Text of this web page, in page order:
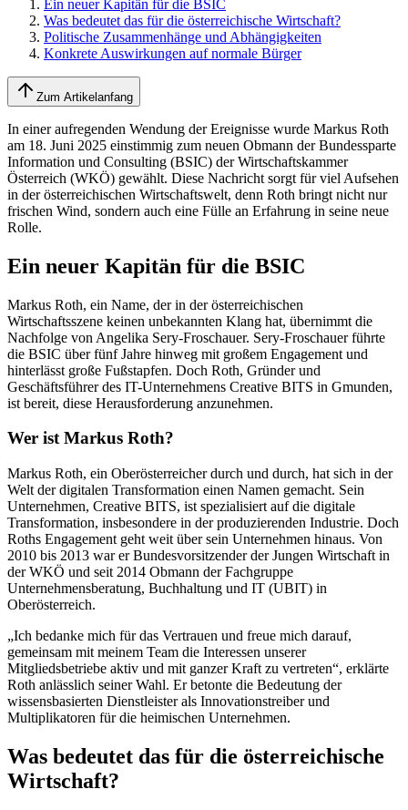
Ein neuer Kapitän für die BSIC
Was bedeutet das für die österreichische Wirtschaft?
Politische Zusammenhänge und Abhängigkeiten
Konkrete Auswirkungen auf normale Bürger
Zum Artikelanfang
In einer aufregenden Wendung der Ereignisse wurde Markus Roth
am 18. Juni 2025 einstimmig zum neuen Obmann der Bundessparte
Information und Consulting (BSIC) der Wirtschaftskammer
Österreich (WKÖ) gewählt. Diese Nachricht sorgt für viel Aufsehen
in der österreichischen Wirtschaftswelt, denn Roth bringt nicht nur
frischen Wind, sondern auch eine Fülle an Erfahrung in seine neue
Rolle.
Ein neuer Kapitän für die BSIC
Markus Roth, ein Name, der in der österreichischen
Wirtschaftsszene keinen unbekannten Klang hat, übernimmt die
Nachfolge von Angelika Sery-Froschauer. Sery-Froschauer führte
die BSIC über fünf Jahre hinweg mit großem Engagement und
hinterlässt große Fußstapfen. Doch Roth, Gründer und
Geschäftsführer des IT-Unternehmens Creative BITS in Gmunden,
ist bereit, diese Herausforderung anzunehmen.
Wer ist Markus Roth?
Markus Roth, ein Oberösterreicher durch und durch, hat sich in der
Welt der digitalen Transformation einen Namen gemacht. Sein
Unternehmen, Creative BITS, ist spezialisiert auf die digitale
Transformation, insbesondere in der produzierenden Industrie. Doch
Roths Engagement geht weit über sein Unternehmen hinaus. Von
2010 bis 2013 war er Bundesvorsitzender der Jungen Wirtschaft in
der WKÖ und seit 2014 Obmann der Fachgruppe
Unternehmensberatung, Buchhaltung und IT (UBIT) in
Oberösterreich.
„Ich bedanke mich für das Vertrauen und freue mich darauf,
gemeinsam mit meinem Team die Interessen unserer
Mitgliedsbetriebe aktiv und mit ganzer Kraft zu vertreten“, erklärte
Roth anlässlich seiner Wahl. Er betonte die Bedeutung der
wissensbasierten Dienstleister als Innovationstreiber und
Multiplikatoren für die heimischen Unternehmen.
Was bedeutet das für die österreichische
Wirtschaft?